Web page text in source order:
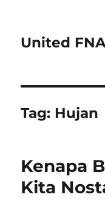
United
Tag: Hujan
Kenapa
Kita